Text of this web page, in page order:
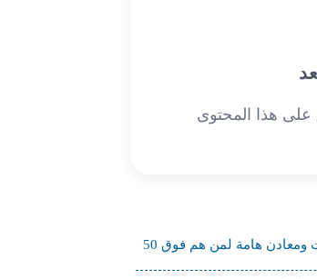
على هذا المحتوى
أفضل المكملات الغذائية لكبار السن: 4 فيتامينات ومعادن هامة لمن هم فوق 50